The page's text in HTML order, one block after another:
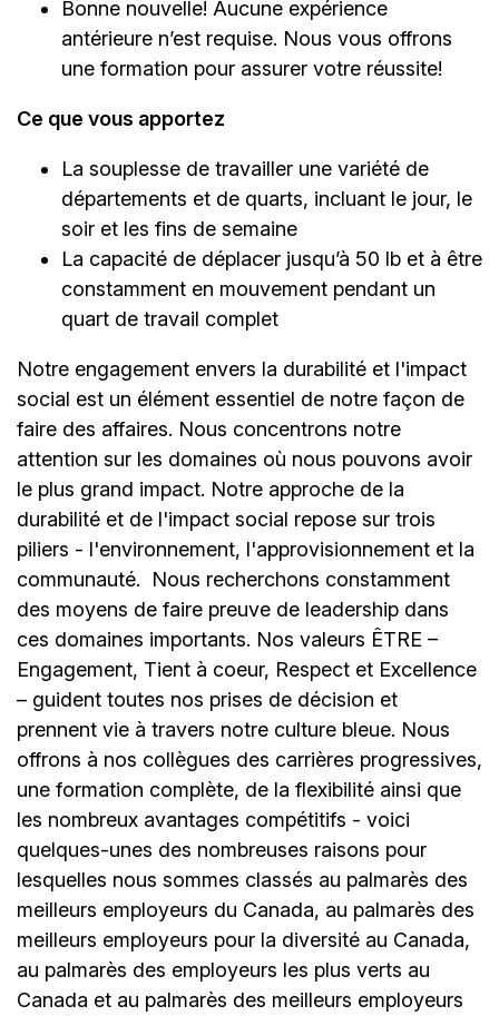
Bonne nouvelle! Aucune expérience
antérieure n’est requise. Nous vous offrons
une formation pour assurer votre réussite!
Ce que vous apportez
La souplesse de travailler une variété de
départements et de quarts, incluant le jour, le
soir et les fins de semaine
La capacité de déplacer jusqu’à 50 lb et à être
constamment en mouvement pendant un
quart de travail complet
Notre engagement envers la durabilité et l'impact
social est un élément essentiel de notre façon de
faire des affaires. Nous concentrons notre
attention sur les domaines où nous pouvons avoir
le plus grand impact. Notre approche de la
durabilité et de l'impact social repose sur trois
piliers - l'environnement, l'approvisionnement et la
communauté.
Nous recherchons constamment
des moyens de faire preuve de leadership dans
ces domaines importants. Nos valeurs ÊTRE –
Engagement, Tient à coeur, Respect et Excellence
– guident toutes nos prises de décision et
prennent vie à travers notre culture bleue. Nous
offrons à nos collègues des carrières progressives,
une formation complète, de la flexibilité ainsi que
les nombreux avantages compétitifs - voici
quelques-unes des nombreuses raisons pour
lesquelles nous sommes classés au palmarès des
meilleurs employeurs du Canada, au palmarès des
meilleurs employeurs pour la diversité au Canada,
au palmarès des employeurs les plus verts au
Canada et au palmarès des meilleurs employeurs